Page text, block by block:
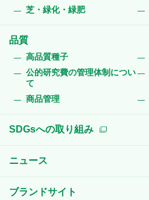
芝・緑化・緑肥
品質
高品質種子
公的研究費の管理体制につい
て
商品管理
SDGsへの取り組み
ニュース
ブランドサイト